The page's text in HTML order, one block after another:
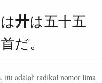
廾は五十五
だ。
itu adalah radikal nomor lima